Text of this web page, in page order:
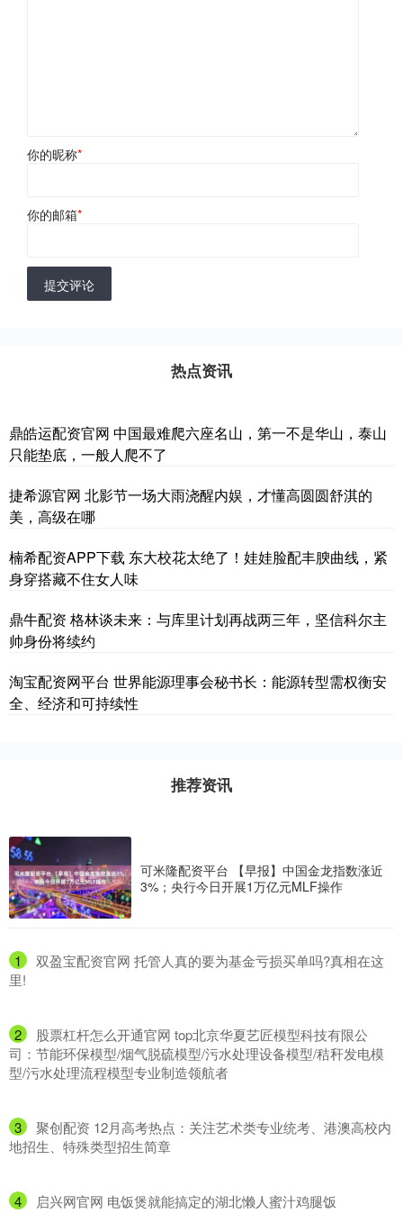
你的昵称*
你的邮箱*
提交评论
热点资讯
鼎皓运配资官网 中国最难爬六座名山，第一不是华山，泰山
只能垫底，一般人爬不了
捷希源官网 北影节一场大雨浇醒内娱，才懂高圆圆舒淇的
美，高级在哪
楠希配资APP下载 东大校花太绝了！娃娃脸配丰腴曲线，紧
身穿搭藏不住女人味
鼎牛配资 格林谈未来：与库里计划再战两三年，坚信科尔主
帅身份将续约
淘宝配资网平台 世界能源理事会秘书长：能源转型需权衡安
全、经济和可持续性
推荐资讯
可米隆配资平台 【早报】中国金龙指数涨近
3%；央行今日开展1万亿元MLF操作
1
​双盈宝配资官网 托管人真的要为基金亏损买单吗?真相在这
里!
2
​股票杠杆怎么开通官网 top北京华夏艺匠模型科技有限公
司：节能环保模型/烟气脱硫模型/污水处理设备模型/秸秆发电模
型/污水处理流程模型专业制造领航者
3
​聚创配资 12月高考热点：关注艺术类专业统考、港澳高校内
地招生、特殊类型招生简章
4 ​启兴网官网 电饭煲就能搞定的湖北懒人蜜汁鸡腿饭